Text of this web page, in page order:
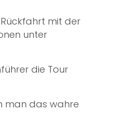
Rückfahrt mit der
unter
die Tour
man das wahre